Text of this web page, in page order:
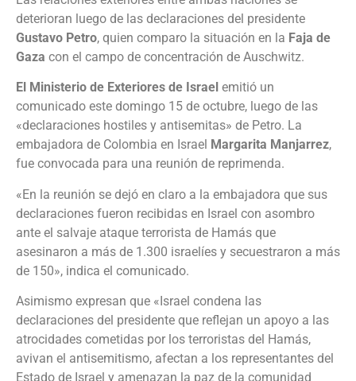
deterioran luego de las declaraciones del presidente
Gustavo Petro, quien comparo la situación en la Faja de
Gaza con el campo de concentración de Auschwitz.
El Ministerio de Exteriores de Israel emitió un
comunicado este domingo 15 de octubre, luego de las
«declaraciones hostiles y antisemitas» de Petro. La
embajadora de Colombia en Israel Margarita Manjarrez,
fue convocada para una reunión de reprimenda.
«En la reunión se dejó en claro a la embajadora que sus
declaraciones fueron recibidas en Israel con asombro
ante el salvaje ataque terrorista de Hamás que
asesinaron a más de 1.300 israelíes y secuestraron a más
de 150», indica el comunicado.
Asimismo expresan que «Israel condena las
declaraciones del presidente que reflejan un apoyo a las
atrocidades cometidas por los terroristas del Hamás,
avivan el antisemitismo, afectan a los representantes del
Estado de Israel y amenazan la paz de la comunidad